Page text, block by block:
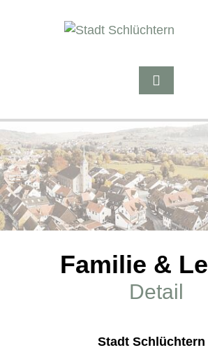
Familie &
Detail
Stadt Schlüchtern